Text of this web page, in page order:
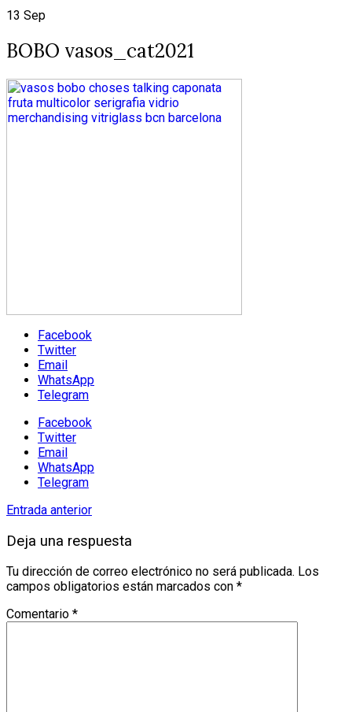
13 Sep
BOBO vasos_cat2021
Facebook
Twitter
Email
WhatsApp
Telegram
Facebook
Twitter
Email
WhatsApp
Telegram
Entrada anterior
Deja una respuesta
Tu dirección de correo electrónico no será publicada. Los
campos obligatorios están marcados con *
Comentario *